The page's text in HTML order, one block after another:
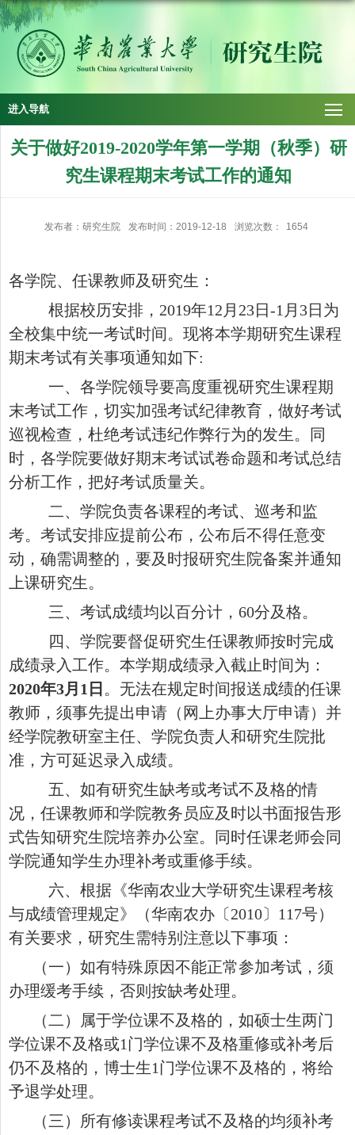
进入导航
关于做好2019-2020学年第一学期（秋季）研
究生课程期末考试工作的通知
发布者：研究生院 发布时间：2019-12-18 浏览次数： 1654
各学院、任课教师及研究生：
根据校历安排， 2019年12月23日-1月3日为
全校集中统一考试时间。现将本学期研究生课程
期末考试有关事项通知如下:
一、各学院领导要高度重视研究生课程期
末考试工作，切实加强考试纪律教育，做好考试
巡视检查，杜绝考试违纪作弊行为的发生。同
时，各学院要做好期末考试试卷命题和考试总结
分析工作，把好考试质量关。
二、学院负责各课程的考试、巡考和监
考。考试安排应提前公布，公布后不得任意变
动，确需调整的，要及时报研究生院备案并通知
上课研究生。
三、考试成绩均以百分计， 60分及格。
四、学院要督促研究生任课教师按时完成
成绩录入工作。本学期成绩录入截止时间为：
2020年3月1日 。无法在规定时间报送成绩的任课
教师，须事先提出申请（网上办事大厅申请）并
经学院教研室主任、学院负责人和研究生院批
准，方可延迟录入成绩。
五、如有研究生缺考或考试不及格的情
况，任课教师和学院教务员应及时以书面报告形
式告知研究生院培养办公室。同时任课老师会同
学院通知学生办理补考或重修手续。
六、根据《华南农业大学研究生课程考核
与成绩管理规定》（华南农办〔 2010〕117号）
有关要求，研究生需特别注意以下事项：
（一）如有特殊原因不能正常参加考试，须
办理缓考手续，否则按缺考处理。
（二）属于学位课不及格的，如硕士生两门
学位课不及格或1门学位课不及格重修或补考后
仍不及格的，博士生1门学位课不及格的，将给
予退学处理。
（三）所有修读课程考试不及格的均须补考